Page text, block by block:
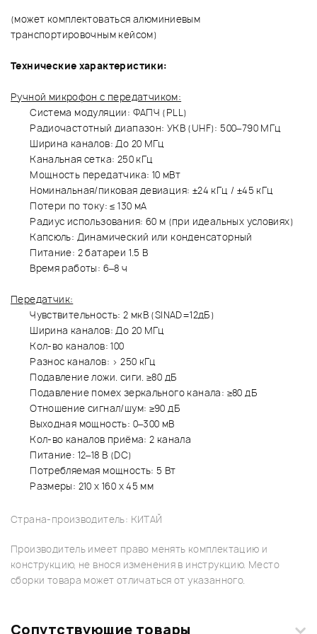
(может комплектоваться алюминиевым
транспортировочным кейсом)
Технические характеристики:
Ручной микрофон с передатчиком:
Система модуляции: ФАПЧ (PLL)
Радиочастотный диапазон: УКВ (UHF): 500–790 МГц
Ширина каналов: До 20 МГц
Канальная сетка: 250 кГц
Мощность передатчика: 10 мВт
Номинальная/пиковая девиация: ±24 кГц / ±45 кГц
Потери по току: ≤ 130 мА
Радиус использования: 60 м (при идеальных условиях)
Капсюль: Динамический или конденсаторный
Питание: 2 батареи 1.5 В
Время работы: 6–8 ч
Передатчик:
Чувствительность: 2 мкВ (SINAD=12дБ)
Ширина каналов: До 20 МГц
Кол-во каналов: 100
Разнос каналов: > 250 кГц
Подавление ложи. сиги. ≥80 дБ
Подавление помех зеркального канала: ≥80 дБ
Отношение сигнал/шум: ≥90 дБ
Выходная мощность: 0–300 мВ
Кол-во каналов приёма: 2 канала
Питание: 12–18 В (DC)
Потребляемая мощность: 5 Вт
Размеры: 210 х 160 х 45 мм
Страна-производитель: КИТАЙ
Производитель имеет право менять комплектацию и
конструкцию, не внося изменения в инструкцию. Место
сборки товара может отличаться от указанного.
Сопутствующие товары